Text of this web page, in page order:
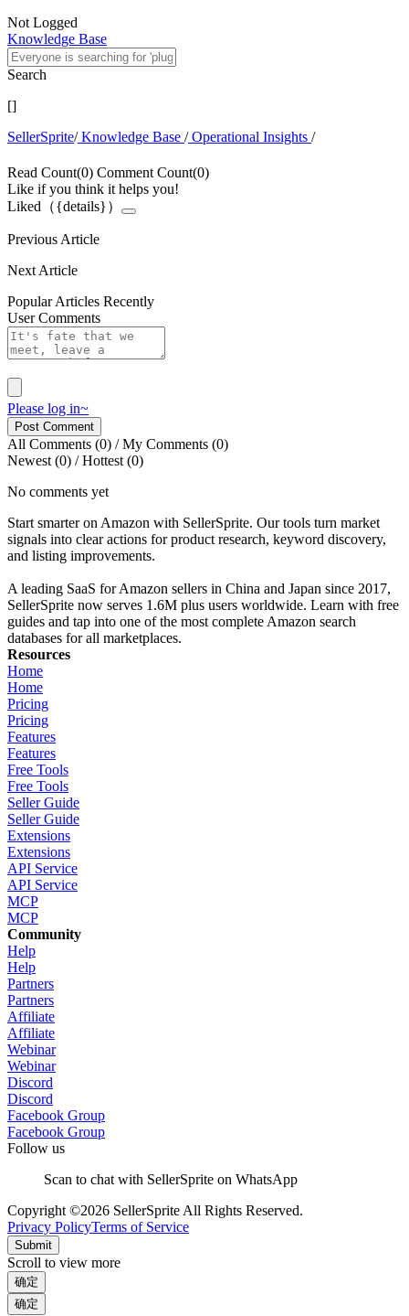
Not Logged
Knowledge Base
Search
[]
SellerSprite/Knowledge Base /Operational Insights /
Read Count(0) Comment Count(0)
Like if you think it helps you!
Liked（{details}）
Previous Article
Next Article
Popular Articles Recently
User Comments
Please log in~
Post Comment
All Comments (0) /My Comments (0)
Newest(0) /Hottest(0)
No comments yet
Start smarter on Amazon with SellerSprite. Our tools turn market
signals into clear actions for product research, keyword discovery,
and listing improvements.
A leading SaaS for Amazon sellers in China and Japan since 2017,
SellerSprite now serves 1.6M plus users worldwide. Learn with free
guides and tap into one of the most complete Amazon search
databases for all marketplaces.
Resources
Home
Home
Pricing
Pricing
Features
Features
Free Tools
Free Tools
Seller Guide
Seller Guide
Extensions
Extensions
API Service
API Service
MCP
MCP
Community
Help
Help
Partners
Partners
Affiliate
Affiliate
Webinar
Webinar
Discord
Discord
Facebook Group
Facebook Group
Follow us
Scan to chat with SellerSprite on WhatsApp
Copyright ©2026 SellerSprite All Rights Reserved.
Privacy PolicyTerms of Service
Submit
Scroll to view more
确定
确定